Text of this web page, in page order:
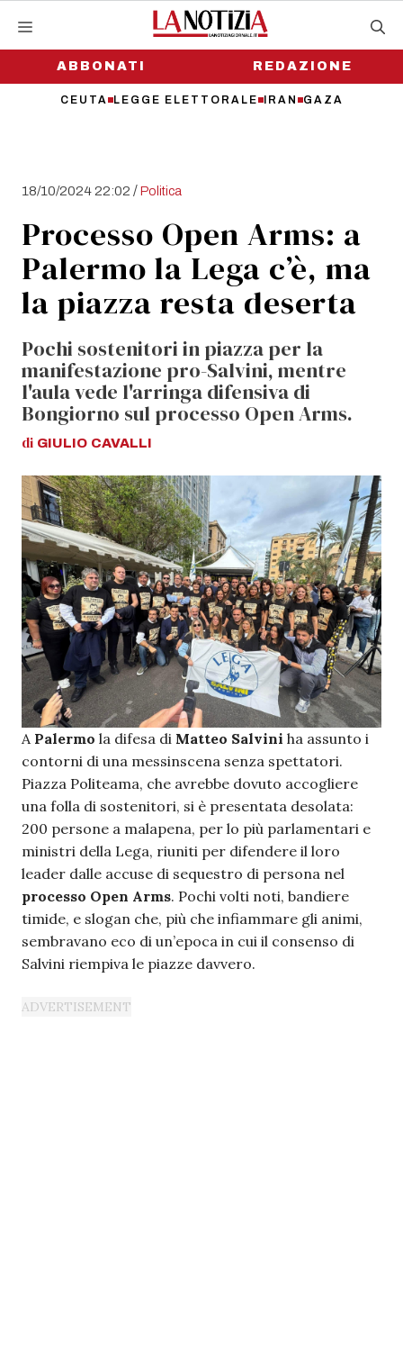
contenutoABBONATI
CEUTA LEGGE ELETTORALE IRAN GAZA
REDAZIONE
18/10/2024 22:02 /Politica
Processo Open Arms: a
Palermo la Lega c’è, ma
la piazza resta deserta
Pochi sostenitori in piazza per la
manifestazione pro-Salvini, mentre
l'aula vede l'arringa difensiva di
Bongiorno sul processo Open Arms.
di GIULIO CAVALLI
A Palermo la difesa di Matteo Salvini ha assunto i
contorni di una messinscena senza spettatori.
Piazza Politeama, che avrebbe dovuto accogliere
una folla di sostenitori, si è presentata desolata:
200 persone a malapena, per lo più parlamentari e
ministri della Lega, riuniti per difendere il loro
leader dalle accuse di sequestro di persona nel
processo Open Arms. Pochi volti noti, bandiere
timide, e slogan che, più che infiammare gli animi,
sembravano eco di un’epoca in cui il consenso di
Salvini riempiva le piazze davvero.